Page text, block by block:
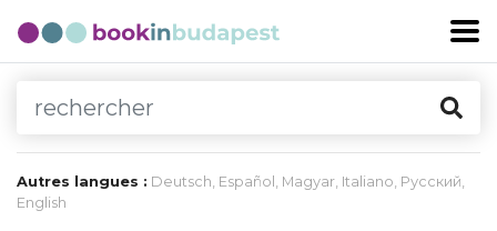
Autres langues : Deutsch, Español , Magyar, Italiano, Русский,
English